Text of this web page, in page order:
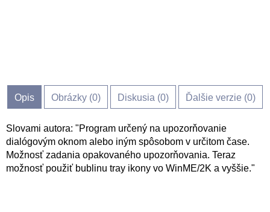
Opis Obrázky (0) Diskusia (0) Ďalšie verzie (0)
Slovami autora: "Program určený na upozorňovanie
dialógovým oknom alebo iným spôsobom v určitom čase.
Možnosť zadania opakovaného upozorňovania. Teraz
možnosť použiť bublinu tray ikony vo WinME/2K a vyššie."